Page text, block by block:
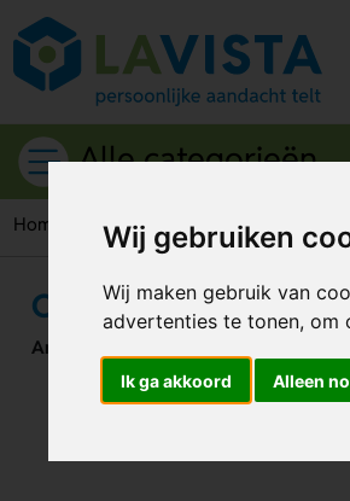
Wij gebruiken
Wij maken gebruik van
advertenties te tonen, om
Ik ga akkoord Alleen
Alle categorieën
Home Gereedschappen & tools
Oplaadbare
Artikelnummer: